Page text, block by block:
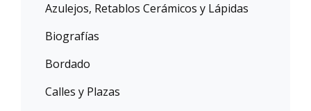
Azulejos, Retablos Cerámicos y Lápidas
Biografías
Bordado
Calles y Plazas